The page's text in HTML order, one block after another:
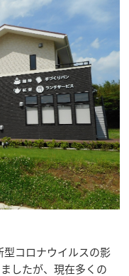
型コロナウイルスの影
したが、現在多くの